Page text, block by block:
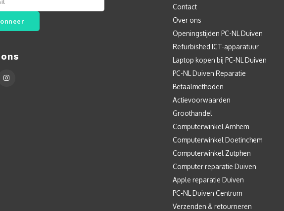
Contact
Over ons
Openingstijden PC-NL Duiven
Refurbished ICT-apparatuur
Laptop kopen bij PC-NL Duiven
PC-NL Duiven Reparatie
Betaalmethoden
Actievoorwaarden
Groothandel
Computerwinkel Arnhem
Computerwinkel Doetinchem
Computerwinkel Zutphen
Computer reparatie Duiven
Apple reparatie Duiven
PC-NL Duiven Centrum
Verzenden & retourneren